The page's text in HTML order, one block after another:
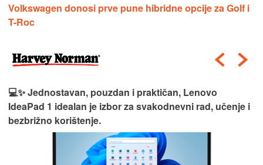
Volkswagen donosi prve pune hibridne opcije za Golf i
T-Roc
💻✨ Jednostavan, pouzdan i praktičan, Lenovo
IdeaPad 1 idealan je izbor za svakodnevni rad, učenje i
bezbrižno korištenje.